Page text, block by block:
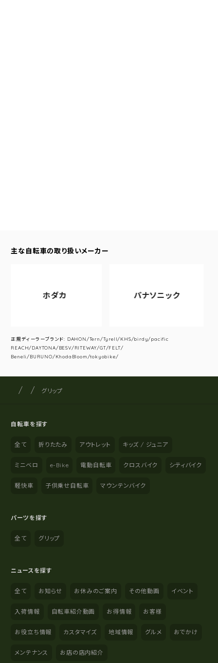
主な自転車の取り扱いメーカー
ホダカ パナソニック
正規ディーラーブランド: DAHON/Tern/Tyrell/KHS/birdy/pacific
REACH/DAYTONA/BESV/RITEWAY/GT/FELT/
Beneli/BURUNO/KhodaBloom/tokyobike/
サイト内の現在地
サイクルショップナカゴヤ
グリップ
自転車を探す
全て 折りたたみ アウトレット キッズ / ジュニア
ミニベロ e-Bike 電動自転車 クロスバイク シティバイク
軽快車 子供乗せ自転車 マウンテンバイク
パーツを探す
全て グリップ
ニュースを探す
全て お知らせ お休みのご案内 その他動画 イベント
入荷情報 自転車紹介動画 お得情報 お客様
お役立ち情報 カスタマイズ 地域情報 グルメ おでかけ
メンテナンス お店の店内紹介